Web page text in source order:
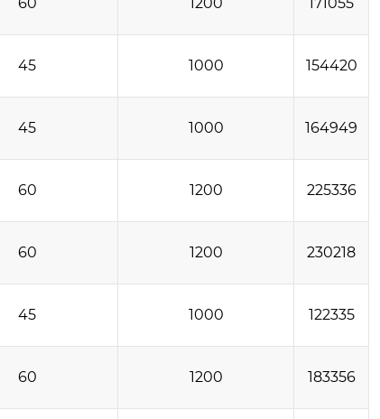
45 1000 154420
45 1000 164949
60 1200 225336
60 1200 230218
45 1000 122335
60 1200 183356